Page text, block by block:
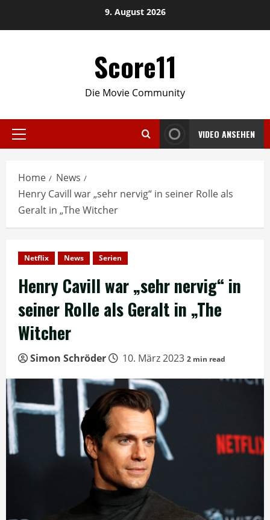
9. August 2026
Score11
Die Movie Community
Primary
VIDEO ANSEHEN
Home
News
Henry Cavill war „sehr nervig“ in seiner Rolle als
Geralt in „The Witcher
Netflix News Serien
Henry Cavill war „sehr nervig“ in
seiner Rolle als Geralt in „The
Witcher
Simon Schröder 10. März 2023 2 min read